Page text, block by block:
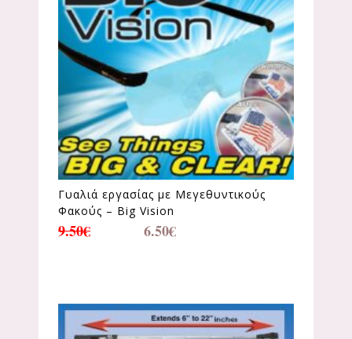
Γυαλιά εργασίας με Μεγεθυντικούς
Φακούς – Big Vision
9.50€ 6.50€